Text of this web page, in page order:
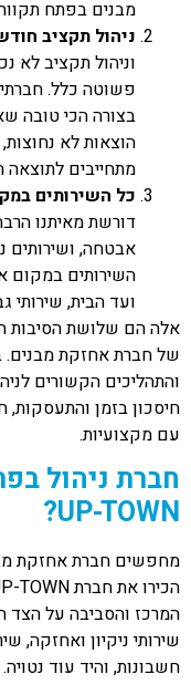
מבנים בפתח
ניהול תקציב
וניהול תקציב לא
בצורה הכי טובה
הוצאות לא
מתחייבים
כל השירותים
דורשת מאיתנו
אבטחה, ושירותים
השירותים במקום
ועד הבית, שירותי
אלה הם שלושת הסיבות
של חברת אחזקת מבנים.
והתהליכים הקשורים
חיסכון בזמן והתעסקות,
עם מקצועיות.
חברת ניהול
UP-TOWN?
מחפשים חברת אחזקת
המרכז והסביבה על הצד
שירותי ניקיון ואחזקה,
חשבונות, והיד עוד נטויה.